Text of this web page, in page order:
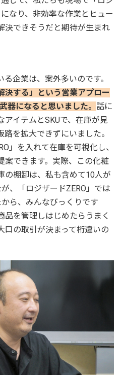
なり、非効率な作業とヒュー
決できそうだと期待が生まれ
企業は、案外多いのです。
決する」という営業アプロー
器になると思いました。 話に
アイテムとSKUで、在庫が見
を拡大できずにいました。
」を入れて在庫を可視化し、
案できます。実際、この化粧
の棚卸は、私も含めて10人が
、「ロジザードZERO」では
ら、みんなびっくりです
品を管理しはじめたらうまく
口の取引が決まって桁違いの